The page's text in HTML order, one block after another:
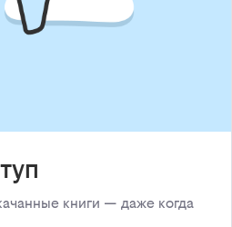
книги — даже когда